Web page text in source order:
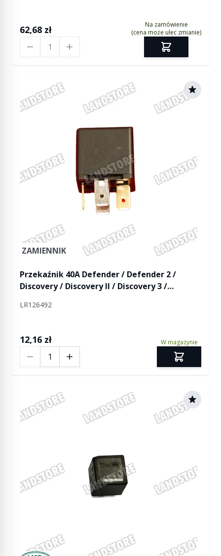
62,68 zł
Na zamówienie
(cena może ulec zmianie)
ZAMIENNIK
Przekaźnik 40A Defender / Defender 2 /
Discovery / Discovery II / Discovery 3 /
Freelander / Freelander 2 / RR / RR P38 / RR
RR Evoque / RR Evoque 2 / RR Velar
LR126492
12,16 zł W magazynie